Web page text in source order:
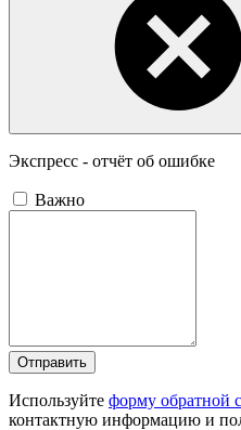
Экспресс - отчёт об ошибке
Важно
Отправить
Используйте форму обратной
контактную информацию и